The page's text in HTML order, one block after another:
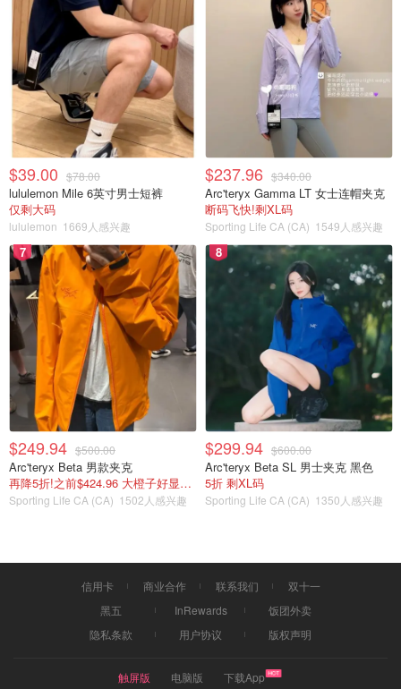
以为想到比较快捷的办法，结果翻车了！
赤小豆比较小粒，一起放进去炒的，薏米还没有变色，赤小
豆已经炒到黑色了
下次要改进一下，炒薏米变深黄色，再加入赤小豆一起炒
薏米赤小豆红枣水
$39.00 $78.00
lululemon Mile 6英寸男士短裤
仅剩大码
lululemon 1669人感兴趣
$237.96 $340.00
Arc'teryx Gamma LT 女士连帽夹克
断码飞快!剩XL码
Sporting Life CA (CA) 1549人感兴趣
7
$249.94 $500.00
Arc'teryx Beta 男款夹克
再降5折!之前$424.96 大橙子好显白 蹲补
Sporting Life CA (CA) 1502人感兴趣
8
$299.94 $600.00
Arc'teryx Beta SL 男士夹克 黑色
5折 剩XL码
Sporting Life CA (CA) 1350人感兴趣
信用卡 商业合作 联系我们
双十一
黑五
InRewards
饭团外卖
隐私条款
用户协议 版权声明
触屏版 电脑版 下载App